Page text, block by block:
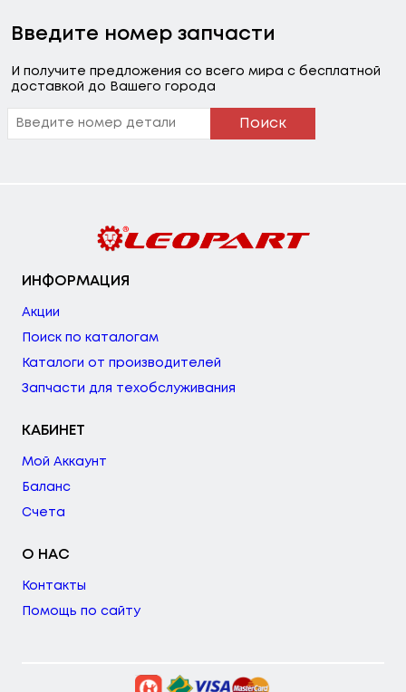
Введите номер запчасти
И получите предложения со всего мира с бесплатной
доставкой до Вашего города
Поиск
ИНФОРМАЦИЯ
Акции
Поиск по каталогам
Каталоги от производителей
Запчасти для техобслуживания
КАБИНЕТ
Мой Аккаунт
Баланс
Счета
О НАС
Контакты
Помощь по сайту